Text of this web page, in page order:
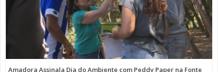
Amadora Assinala Dia do Ambiente com Peddy Paper na Fonte